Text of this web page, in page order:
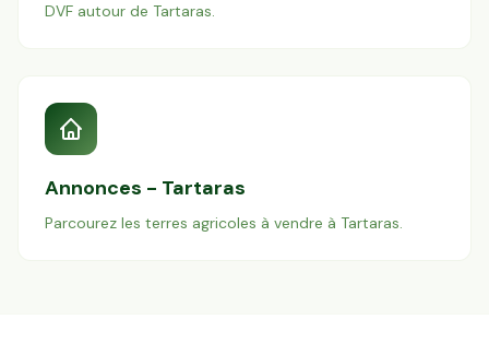
DVF autour de Tartaras.
Annonces - Tartaras
Parcourez les terres agricoles à vendre à Tartaras.